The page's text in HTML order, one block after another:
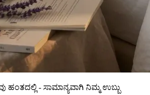
ಹಂತದಲ್ಲಿ - ಸಾಮಾನ್ಯವಾಗಿ ನಿಮ್ಮ ಉಬ್ಬು